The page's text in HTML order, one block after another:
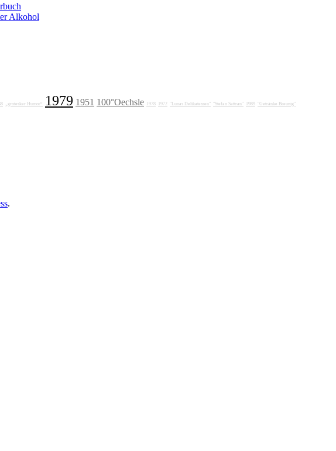
Alkohol
„grotesker Humor“ 1979 1951 100°Oechsle 1978 1972 "Lunas Delikatessen" "Stefan Sattran" 1989 "Getränke Breunig"
.